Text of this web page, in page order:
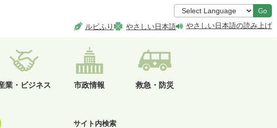
Go
ルビふり やさしい日本語 やさしい日本語の読み上げ
業・ビジネス 市政情報 救急・防災
サイト内検索